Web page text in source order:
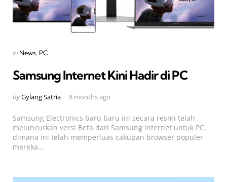
Categories
Posted
in News PC
Samsung Internet Kini Hadir di PC
Posted
byGylang Satria 8 months ago
Samsung Electronics baru baru ini secara resmi telah
meluncurkan versi Beta dari Samsung Internet untuk PC,
dimana ini telah memperluas cakupan browser populer
mereka...